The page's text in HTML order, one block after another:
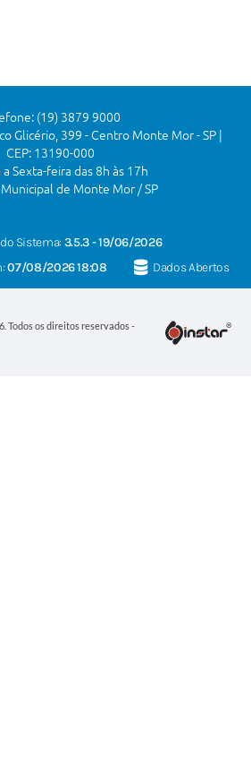
(19) 3879 9000
Glicério, 399 - Centro Monte Mor - SP |
CEP: 13190-000
a Sexta-feira das 8h às 17h
de Monte Mor / SP
Sistema: 3.5.3 - 19/06/2026
07/08/2026 18:08 Dados Abertos
Todos os direitos reservados -